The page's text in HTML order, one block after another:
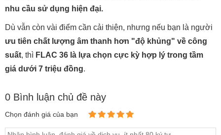
nhu cầu sử dụng hiện đại.
Dù vẫn còn vài điểm cần cải thiện, nhưng nếu bạn là người
ưu tiên chất lượng âm thanh hơn "độ khủng" về công
suất, thì FLAC 36 là lựa chọn cực kỳ hợp lý trong tầm
giá dưới 7 triệu đồng.
0 Bình luận chủ đề này
Chọn đánh giá của bạn